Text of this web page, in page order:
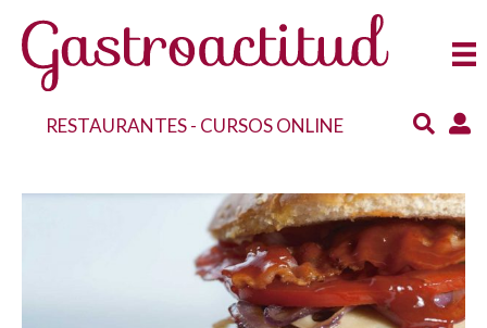
RESTAURANTES- CURSOS ONLINE